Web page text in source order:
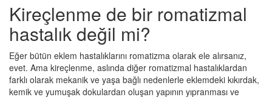
Kireçlenme de bir romatizmal
hastalık değil mi?
Eğer bütün eklem hastalıklarını romatizma olarak ele alırsanız,
evet. Ama kireçlenme, aslında diğer romatizmal hastalıklardan
farklı olarak mekanik ve yaşa bağlı nedenlerle eklemdeki kıkırdak,
kemik ve yumuşak dokulardan oluşan yapının yıpranması ve